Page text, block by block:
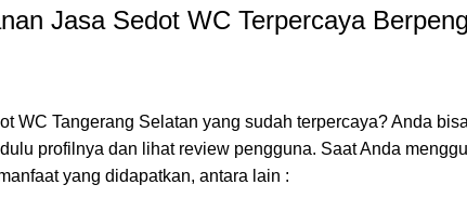
Jasa Sedot WC Terpercaya
WC Tangerang Selatan yang sudah terpercaya? Anda
profilnya dan lihat review pengguna. Saat Anda
yang didapatkan, antara lain :